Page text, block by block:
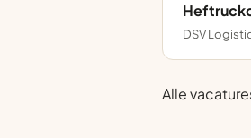
DSV
Alle